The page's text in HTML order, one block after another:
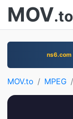
MOV.to
ns6.com
MOV.to MPEG